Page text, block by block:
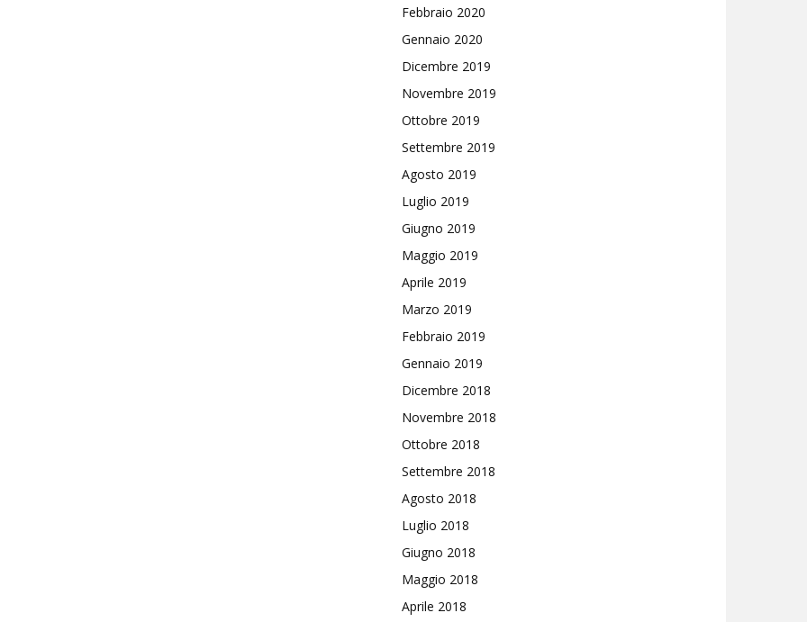
Febbraio 2020
Gennaio 2020
Dicembre 2019
Novembre 2019
Ottobre 2019
Settembre 2019
Agosto 2019
Luglio 2019
Giugno 2019
Maggio 2019
Aprile 2019
Marzo 2019
Febbraio 2019
Gennaio 2019
Dicembre 2018
Novembre 2018
Ottobre 2018
Settembre 2018
Agosto 2018
Luglio 2018
Giugno 2018
Maggio 2018
Aprile 2018